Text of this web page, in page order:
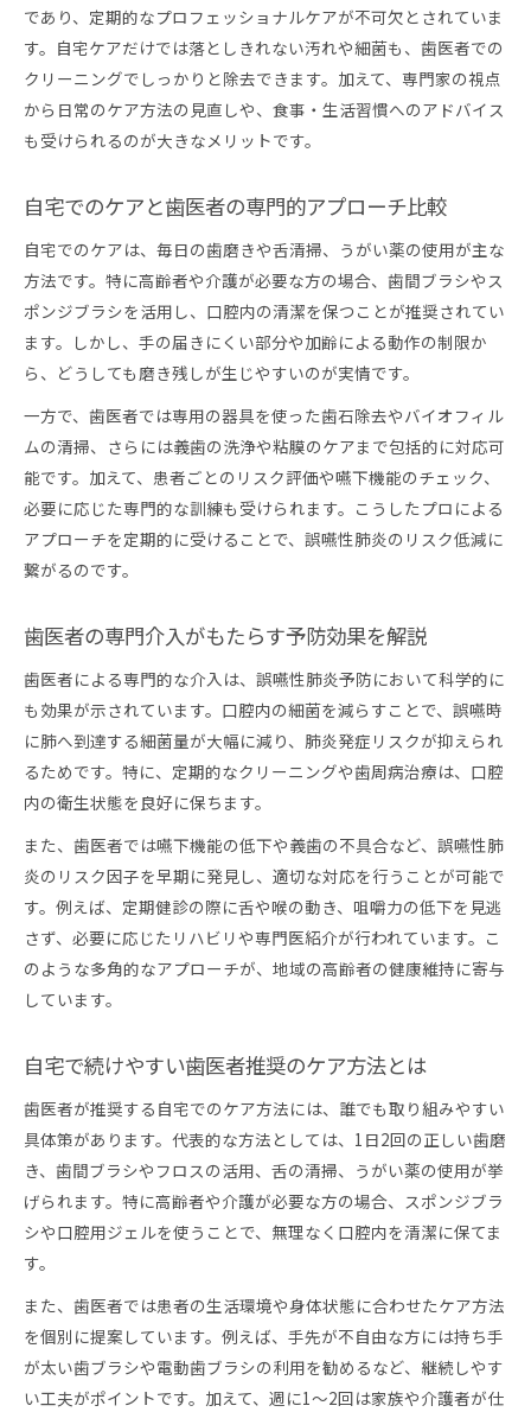
であり、定期的なプロフェッショナルケアが不可欠とされていま
す。自宅ケアだけでは落としきれない汚れや細菌も、歯医者での
クリーニングでしっかりと除去できます。加えて、専門家の視点
から日常のケア方法の見直しや、食事・生活習慣へのアドバイス
も受けられるのが大きなメリットです。
自宅でのケアと歯医者の専門的アプローチ比較
自宅でのケアは、毎日の歯磨きや舌清掃、うがい薬の使用が主な
方法です。特に高齢者や介護が必要な方の場合、歯間ブラシやス
ポンジブラシを活用し、口腔内の清潔を保つことが推奨されてい
ます。しかし、手の届きにくい部分や加齢による動作の制限か
ら、どうしても磨き残しが生じやすいのが実情です。
一方で、歯医者では専用の器具を使った歯石除去やバイオフィル
ムの清掃、さらには義歯の洗浄や粘膜のケアまで包括的に対応可
能です。加えて、患者ごとのリスク評価や嚥下機能のチェック、
必要に応じた専門的な訓練も受けられます。こうしたプロによる
アプローチを定期的に受けることで、誤嚥性肺炎のリスク低減に
繋がるのです。
歯医者の専門介入がもたらす予防効果を解説
歯医者による専門的な介入は、誤嚥性肺炎予防において科学的に
も効果が示されています。口腔内の細菌を減らすことで、誤嚥時
に肺へ到達する細菌量が大幅に減り、肺炎発症リスクが抑えられ
るためです。特に、定期的なクリーニングや歯周病治療は、口腔
内の衛生状態を良好に保ちます。
また、歯医者では嚥下機能の低下や義歯の不具合など、誤嚥性肺
炎のリスク因子を早期に発見し、適切な対応を行うことが可能で
す。例えば、定期健診の際に舌や喉の動き、咀嚼力の低下を見逃
さず、必要に応じたリハビリや専門医紹介が行われています。こ
のような多角的なアプローチが、地域の高齢者の健康維持に寄与
しています。
自宅で続けやすい歯医者推奨のケア方法とは
歯医者が推奨する自宅でのケア方法には、誰でも取り組みやすい
具体策があります。代表的な方法としては、1日2回の正しい歯磨
き、歯間ブラシやフロスの活用、舌の清掃、うがい薬の使用が挙
げられます。特に高齢者や介護が必要な方の場合、スポンジブラ
シや口腔用ジェルを使うことで、無理なく口腔内を清潔に保てま
す。
また、歯医者では患者の生活環境や身体状態に合わせたケア方法
を個別に提案しています。例えば、手先が不自由な方には持ち手
が太い歯ブラシや電動歯ブラシの利用を勧めるなど、継続しやす
い工夫がポイントです。加えて、週に1〜2回は家族や介護者が仕